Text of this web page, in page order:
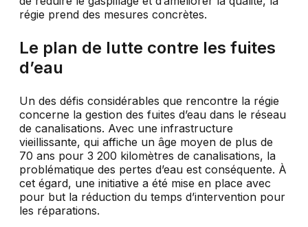
régie prend des mesures concrètes.
Le plan de lutte contre les fuites
d’eau
Un des défis considérables que rencontre la régie
concerne la gestion des fuites d’eau dans le réseau
de canalisations. Avec une infrastructure
vieillissante, qui affiche un âge moyen de plus de
70 ans pour 3 200 kilomètres de canalisations, la
problématique des pertes d’eau est conséquente. À
cet égard, une initiative a été mise en place avec
pour but la réduction du temps d’intervention pour
les réparations.